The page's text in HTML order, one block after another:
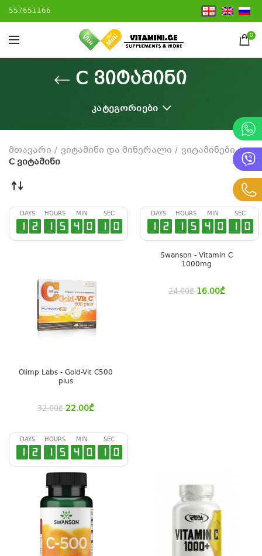
557651166
0
C ვიტამინი
ᲙᲐᲢᲔᲒᲝᲠᲘᲔᲑᲘ
მთავარი ვიტამინი და მინერალი
ვიტამინები
C ვიტამინი
DAYS
1 2
HOURS
1 5
MIN
4 0
SEC
1 0
Olimp Labs - Gold-Vit C500
plus
32.00₾ 22.00₾
DAYS
1 2
HOURS
1 5
MIN
4 0
SEC
1 0
Swanson - Vitamin C
1000mg
24.00₾ 16.00₾
DAYS
1 2
HOURS
1 5
MIN
4 0
SEC
1 0